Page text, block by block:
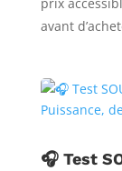
avant
🎧 Test